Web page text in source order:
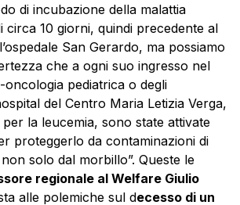
di incubazione della malattia
circa 10 giorni, quindi precedente al
San Gerardo, ma possiamo
che a ogni suo ingresso nel
pediatrica o degli
del Centro Maria Letizia Verga,
la leucemia, sono state attivate
proteggerlo da contaminazioni di
solo dal morbillo”. Queste le
regionale al Welfare Giulio
alle polemiche sul decesso di un